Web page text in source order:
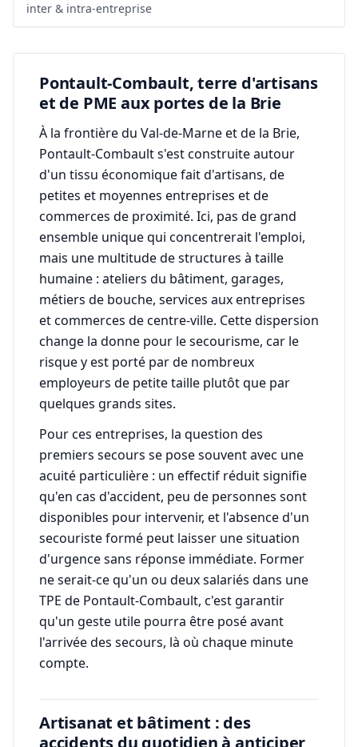
inter & intra-entreprise
Pontault-Combault, terre d'artisans
et de PME aux portes de la Brie
À la frontière du Val-de-Marne et de la Brie,
Pontault-Combault s'est construite autour
d'un tissu économique fait d'artisans, de
petites et moyennes entreprises et de
commerces de proximité. Ici, pas de grand
ensemble unique qui concentrerait l'emploi,
mais une multitude de structures à taille
humaine : ateliers du bâtiment, garages,
métiers de bouche, services aux entreprises
et commerces de centre-ville. Cette dispersion
change la donne pour le secourisme, car le
risque y est porté par de nombreux
employeurs de petite taille plutôt que par
quelques grands sites.
Pour ces entreprises, la question des
premiers secours se pose souvent avec une
acuité particulière : un effectif réduit signifie
qu'en cas d'accident, peu de personnes sont
disponibles pour intervenir, et l'absence d'un
secouriste formé peut laisser une situation
d'urgence sans réponse immédiate. Former
ne serait-ce qu'un ou deux salariés dans une
TPE de Pontault-Combault, c'est garantir
qu'un geste utile pourra être posé avant
l'arrivée des secours, là où chaque minute
compte.
Artisanat et bâtiment : des
accidents du quotidien à anticiper